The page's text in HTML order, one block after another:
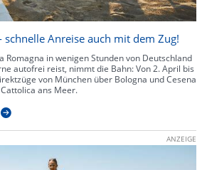
Anreise auch mit dem Zug!
Romagna in wenigen Stunden von Deutschland
autofrei reist, nimmt die Bahn: Von 2. April bis
von München über Bologna und Cesena
ans Meer.
ANZEIGE